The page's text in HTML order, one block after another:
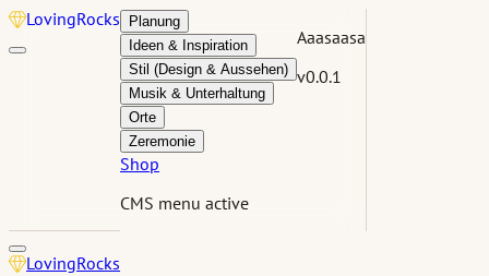
LovingRocks
Planung
Ideen & Inspiration
Stil (Design & Aussehen)
Musik & Unterhaltung
Orte
Zeremonie
Shop
CMS menu active
Aaasaasa
v0.0.1
LovingRocks